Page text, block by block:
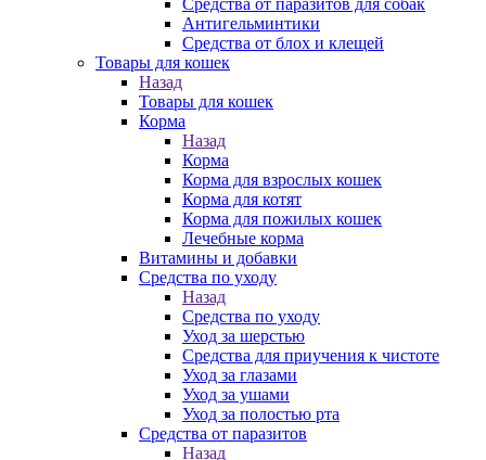
Средства от паразитов для собак
Антигельминтики
Средства от блох и клещей
Товары для кошек
Назад
Товары для кошек
Корма
Назад
Корма
Корма для взрослых кошек
Корма для котят
Корма для пожилых кошек
Лечебные корма
Витамины и добавки
Средства по уходу
Назад
Средства по уходу
Уход за шерстью
Средства для приучения к чистоте
Уход за глазами
Уход за ушами
Уход за полостью рта
Средства от паразитов
Назад